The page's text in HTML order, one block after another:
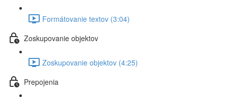
Formátovanie textov (3:04)
Zoskupovanie objektov
Zoskupovanie objektov (4:25)
Prepojenia